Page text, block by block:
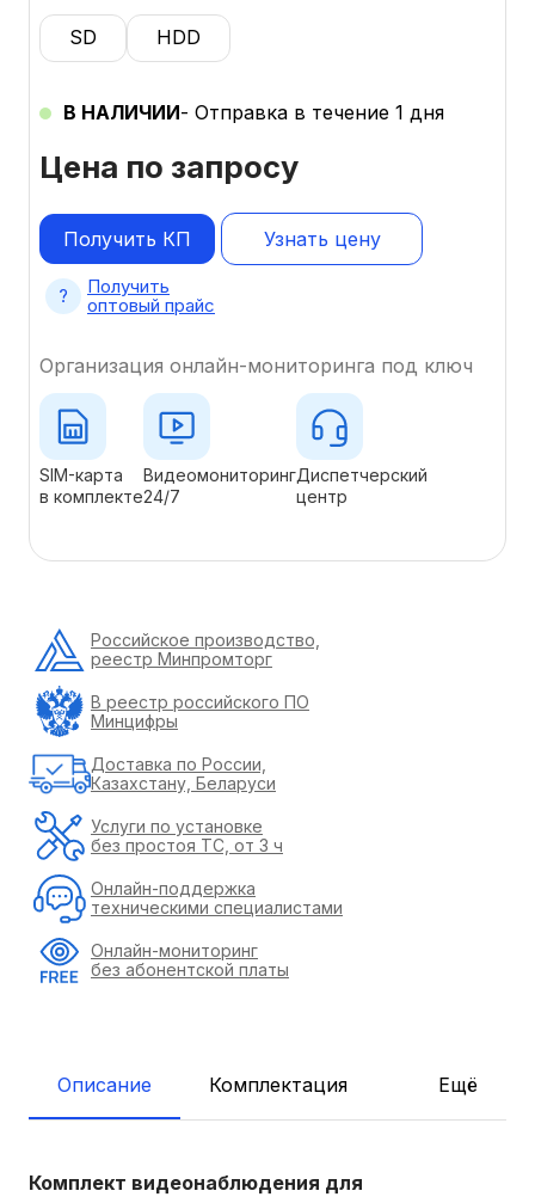
Цена по запросу
SD HDD
В НАЛИЧИИ- Отправка в течение 1 дня
Узнать цену
Получить КП
Получить
оптовый прайс
Организация онлайн-мониторинга под ключ
SIM-карта
в комплекте
Видеомониторинг
24/7
Диспетчерский
центр
Описание Комплектация Ещё
Комплект видеонаблюдения для
Российское производство,
реестр Минпромторг
В реестр российского ПО
Минцифры
Доставка по России,
Казахстану, Беларуси
Услуги по установке
без простоя ТС, от 3 ч
Онлайн-поддержка
техническими специалистами
Онлайн-мониторинг
без абонентской платы